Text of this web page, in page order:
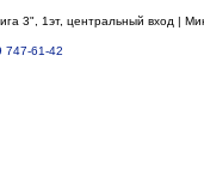
3", 1эт, центральный вход |
747-61-42